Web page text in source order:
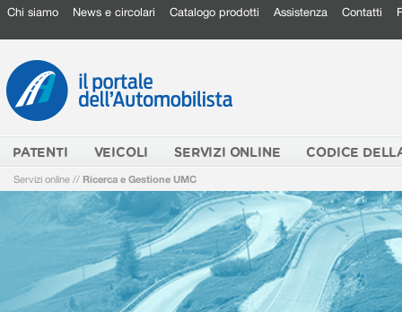
Chi siamo News e circolari Catalogo prodotti Assistenza Contatti
PATENTI VEICOLI SERVIZI ONLINE CODICE
Servizi online // Ricerca e Gestione UMC